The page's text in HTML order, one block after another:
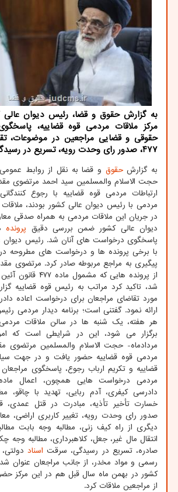
به گزارش حقوق و قضا، رئیس دیوان عالی
حقوقی و قضایی مراجعین در موضوعات،
۴۷۷، صدور رای وحدت رویه، تسریع در رسیدگی و غیره شد.
به گزارشحقوق و قضا به نقل از روابط
حجت الاسلام والمسلمین سید احمد مرتضوی
ارتباطات مردمی قوه قضاییه با رجوع
مردمی با رئیس دیوان عالی کشور بودند،
در جریان این ملاقات مردمی به همراه صدقی
دیوان عالی کشور ضمن بررسی دقیق پرونده
پاسخگوی درخواست های آنان شد. رئیس دیوان
با برخی پرونده ها و درخواست های مطروحه
پیگیری به مراجع مربوطه صادر کرد. مرتضوی
از پرونده هایی که
شد، تاکید کرد مراتب به رئیس قوه قضاییه
مورد تقاضای مراجعان برای درخواست اعاده
ارائه نمود. گفتنی است؛ برنامه دیدار مردمی
هر هفته، یک شنبه ها در سالن ملاقات
مردادماه- حجت الاسلام والمسلمین مرتضوی
مردمی قوه قضاییه حضور یافت و در جهت
قضاییه و تکریم ارباب رجوع، پاسخگوی
دادرسی کیفری، آدم ربایی، تهدید با چاقو،
خسارت تأخیر تأذیه، مبادرت در قتل عمدی،
صدور رای وحدت رویه، تغییر کاربری اراضی،
دیگری از راه کیف زنی، مطالبه وجه بابت
انتقال مال غیر، جعل، کلاهبرداری، مطالبه
صادره، تسریع در رسیدگی، سرقت اسناد
رسمی و مواد مخدر، از جانب مراجعان عنوان
از مراجعین ملاقات کرد.